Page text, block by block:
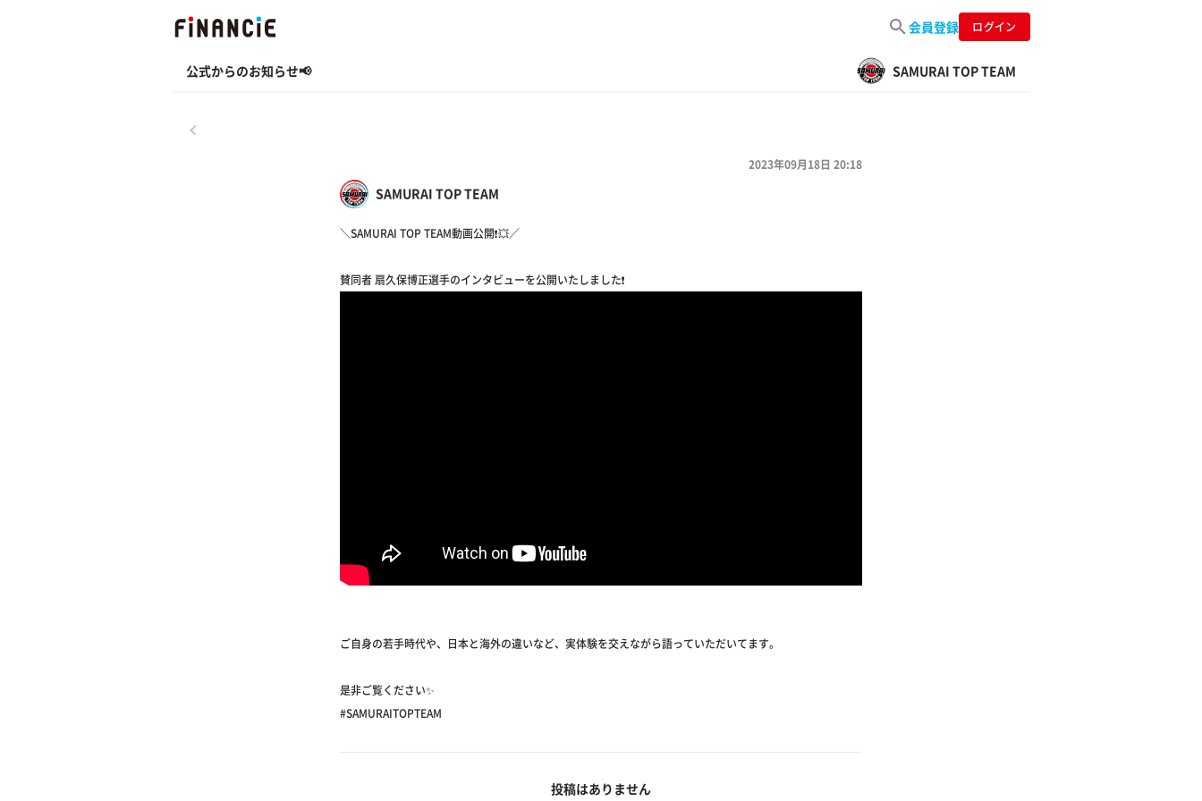
会員登録 ログイン
公式からのお知らせ📢 SAMURAI TOP TEAM
SAMURAI TOP TEAM
2023年09月18日 20:18
＼SAMURAI TOP TEAM動画公開❗️💥／
賛同者 扇久保博正選手のインタビューを公開いたしました❗️
ご自身の若手時代や、日本と海外の違いなど、実体験を交えながら語っていただいてます。
是非ご覧ください✨
#SAMURAITOPTEAM
投稿はありません